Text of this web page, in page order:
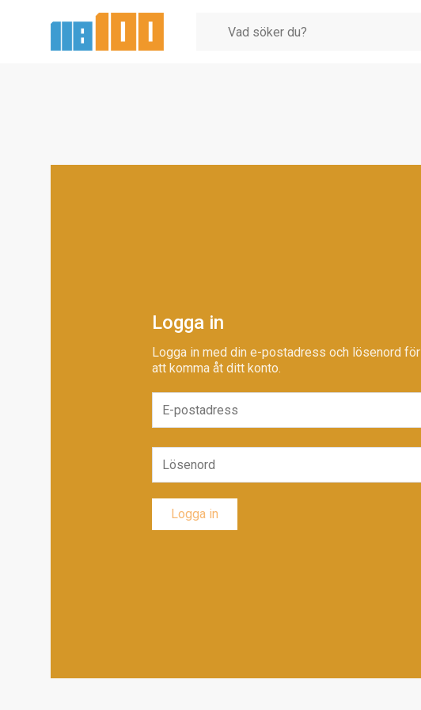
Logga in
Logga in med din e-postadress och lösenord för
att komma åt ditt konto.